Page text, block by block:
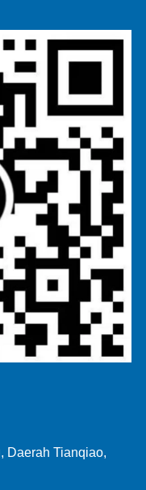
Daerah Tianqiao,